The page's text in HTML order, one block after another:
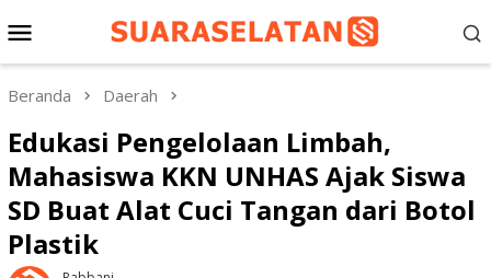
ke
Menu
Mobile
Beranda Daerah
Edukasi Pengelolaan Limbah,
Mahasiswa KKN UNHAS Ajak Siswa
SD Buat Alat Cuci Tangan dari Botol
Plastik